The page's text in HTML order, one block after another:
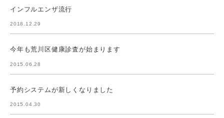
インフルエンザ流行
2018.12.29
今年も荒川区健康診査が始まります
2015.06.28
予約システムが新しくなりました
2015.04.30